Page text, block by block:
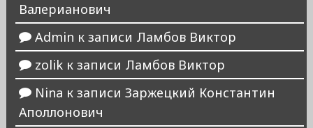
Валерианович
Admin к записи Ламбов Виктор
zolikк записи Ламбов Виктор
Nina к записи Заржецкий Константин
Аполлонович